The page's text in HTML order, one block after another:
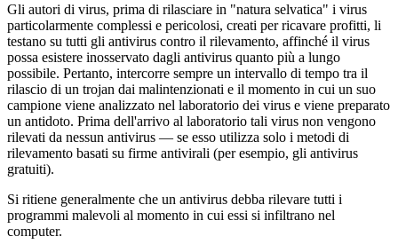
Gli autori di virus, prima di rilasciare in "natura selvatica" i virus
particolarmente complessi e pericolosi, creati per ricavare profitti, li
testano su tutti gli antivirus contro il rilevamento, affinché il virus
possa esistere inosservato dagli antivirus quanto più a lungo
possibile. Pertanto, intercorre sempre un intervallo di tempo tra il
rilascio di un trojan dai malintenzionati e il momento in cui un suo
campione viene analizzato nel laboratorio dei virus e viene preparato
un antidoto. Prima dell'arrivo al laboratorio tali virus non vengono
rilevati da nessun antivirus — se esso utilizza solo i metodi di
rilevamento basati su firme antivirali (per esempio, gli antivirus
gratuiti).
Si ritiene generalmente che un antivirus debba rilevare tutti i
programmi malevoli al momento in cui essi si infiltrano nel
computer.